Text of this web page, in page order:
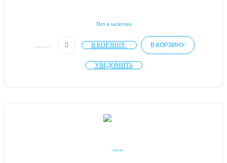
Нет в наличии
В КОРЗИНУ В КОРЗИНУ
УВЕДОМИТЬ